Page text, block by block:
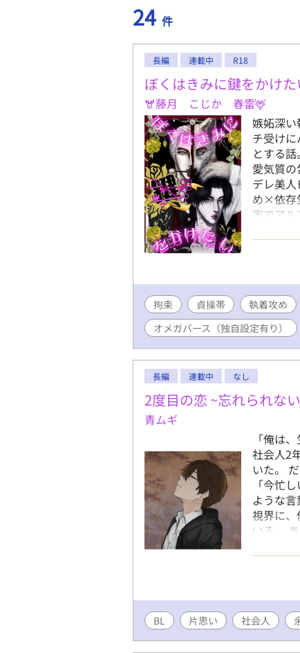
24 件
長編 連載中 R18
ぼくはきみに鍵をかけた
🫎藤月 こじか 春雷🦌
嫉妬深
チ受け
とする
愛気質
デレ美
め×依存
家でア
ったオ
をした
ったが
ユンフ
してきた
する。
が他の男
をソン
ってその
る。 そ
結婚し
――ソン
見越し
への「
いた。
度は貴
付きの
いなり
ァは案
度『未
いてイ
ふくむ
拘束 貞操帯 執着攻め
オメガバース（独自設定有り）
長編 連載中 なし
2度目の恋 ~忘れられな
青ムギ
「俺は
社会人2
いた。
「今忙
ような
視界に、
いる。
んでい
から余
断結果
たまま
の[君の
BL 片思い 社会人